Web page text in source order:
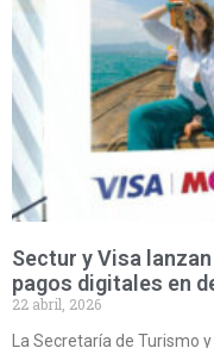
Sectur y Visa
pagos digitales en
22 abril, 2026
La Secretaría de Turismo